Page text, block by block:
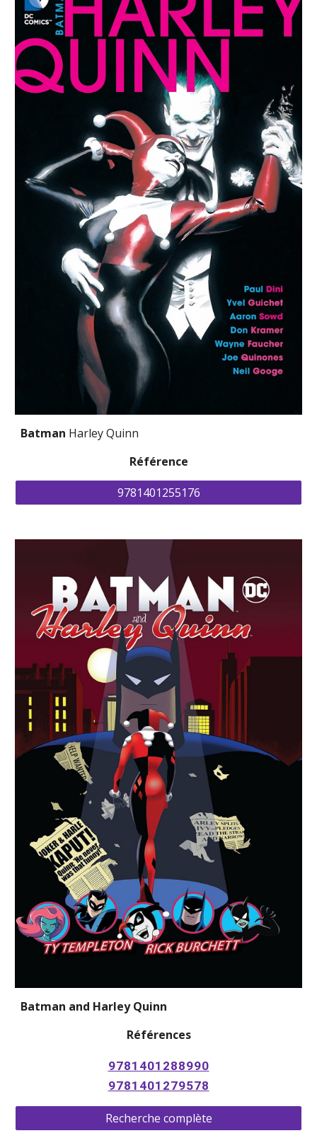
Batman Harley Quinn
Référence
9781401255176
Batman and Harley Quinn
Références
9781401288990
9781401279578
Recherche complète